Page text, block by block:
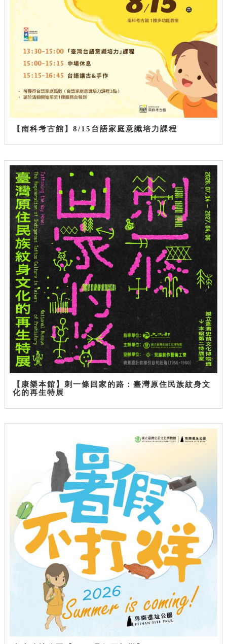
【南科考古館】8/15台語家庭意識培力課程
【康樂本館】刺一條回家的路：臺灣原住民族紋身文
化的再生特展